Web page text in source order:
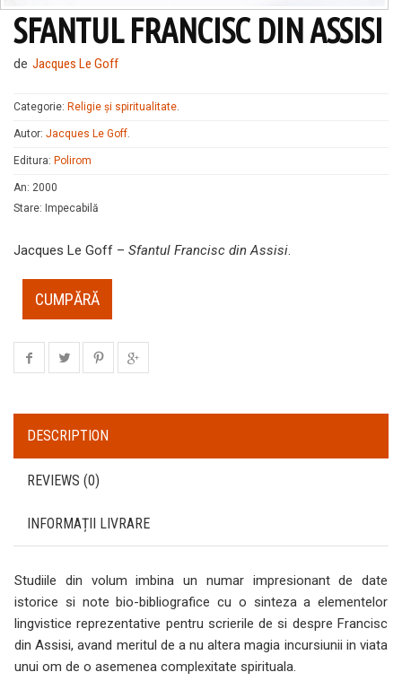
SFANTUL FRANCISC DIN ASSISI
de Jacques Le Goff
Categorie: Religie și spiritualitate.
Autor: Jacques Le Goff.
Editura: Polirom
An: 2000
Stare: Impecabilă
Jacques Le Goff – Sfantul Francisc din Assisi.
CUMPĂRĂ
DESCRIPTION
REVIEWS (0)
INFORMAȚII LIVRARE
Studiile din volum imbina un numar impresionant de date
istorice si note bio-bibliografice cu o sinteza a elementelor
lingvistice reprezentative pentru scrierile de si despre Francisc
din Assisi, avand meritul de a nu altera magia incursiunii in viata
unui om de o asemenea complexitate spirituala.